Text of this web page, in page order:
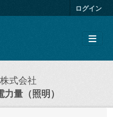
ログイン
式会社
量（照明）